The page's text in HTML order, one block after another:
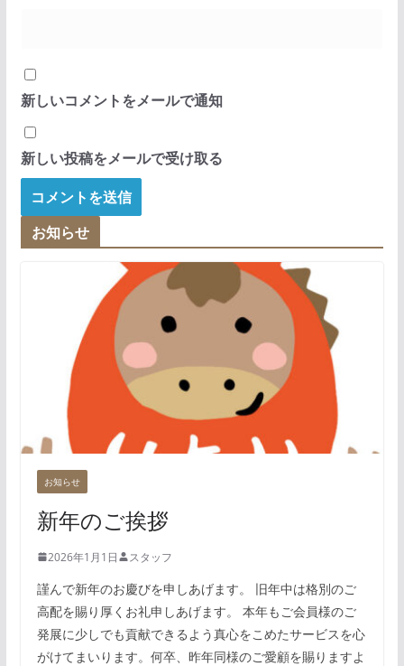
新しいコメントをメールで通知
新しい投稿をメールで受け取る
お知らせ
お知らせ
新年のご挨拶
2026年1月1日 スタッフ
謹んで新年のお慶びを申しあげます。 旧年中は格別のご
高配を賜り厚くお礼申しあげます。 本年もご会員様のご
発展に少しでも貢献できるよう真心をこめたサービスを心
がけてまいります。何卒、昨年同様のご愛顧を賜りますよ